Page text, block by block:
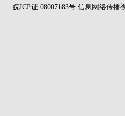
皖ICP证 08007183号 信息网络传播